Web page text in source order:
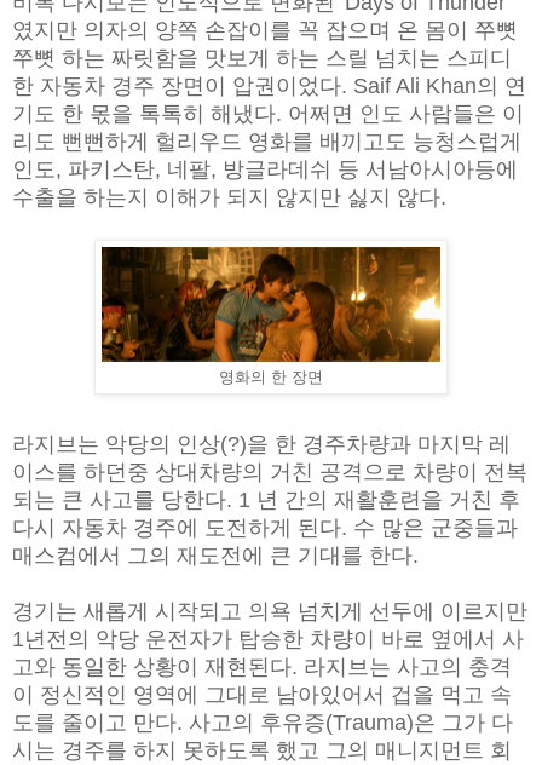
였지만 의자의 양쪽 손잡이를 꼭 잡으며 온 몸이 쭈뼛
쭈뼛 하는 짜릿함을 맛보게 하는 스릴 넘치는 스피디
한 자동차 경주 장면이 압권이었다. Saif Ali Khan의 연
기도 한 몫을 톡톡히 해냈다. 어쩌면 인도 사람들은 이
리도 뻔뻔하게 헐리우드 영화를 배끼고도 능청스럽게
인도, 파키스탄, 네팔, 방글라데쉬 등 서남아시아등에
수출을 하는지 이해가 되지 않지만 싫지 않다.
영화의 한 장면
라지브는 악당의 인상(?)을 한 경주차량과 마지막 레
이스를 하던중 상대차량의 거친 공격으로 차량이 전복
되는 큰 사고를 당한다. 1 년 간의 재활훈련을 거친 후
다시 자동차 경주에 도전하게 된다. 수 많은 군중들과
매스컴에서 그의 재도전에 큰 기대를 한다.
경기는 새롭게 시작되고 의욕 넘치게 선두에 이르지만
1년전의 악당 운전자가 탑승한 차량이 바로 옆에서 사
고와 동일한 상황이 재현된다. 라지브는 사고의 충격
이 정신적인 영역에 그대로 남아있어서 겁을 먹고 속
도를 줄이고 만다. 사고의 후유증(Trauma)은 그가 다
시는 경주를 하지 못하도록 했고 그의 매니지먼트 회